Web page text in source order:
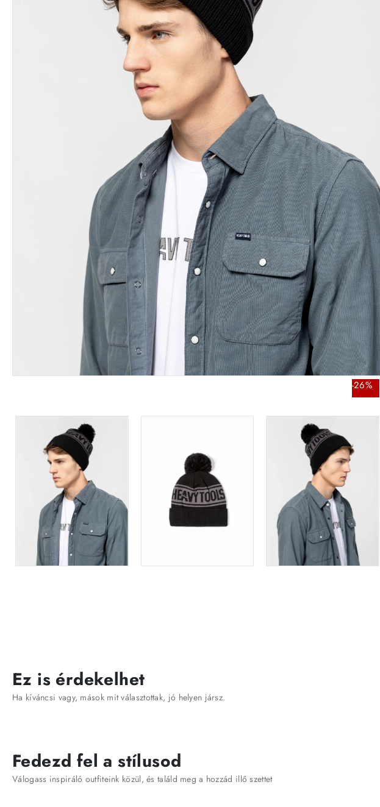
-26%
Ez is érdekelhet
Ha kíváncsi vagy, mások mit választottak, jó helyen jársz.
Fedezd fel a stílusod
Válogass inspiráló outfiteink közül, és találd meg a hozzád illő szettet